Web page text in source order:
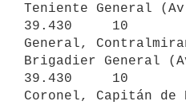
Teniente General
39.430     10
General,
Brigadier General
39.430     10
Coronel, Capitán de